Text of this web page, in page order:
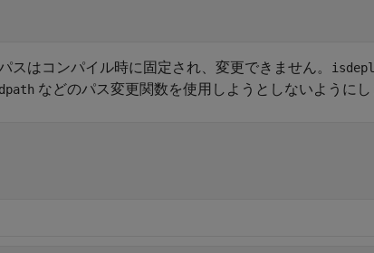
スはコンパイル時に固定され、変更できません。
などのパス変更関数を使用しようとしないようにし